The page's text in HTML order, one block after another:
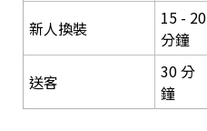
新人換裝
15 - 20
分鐘
送客
30 分
鐘